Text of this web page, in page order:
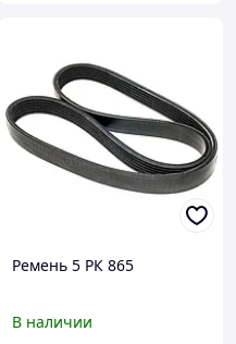
Ремень 5 РК 865
В наличии